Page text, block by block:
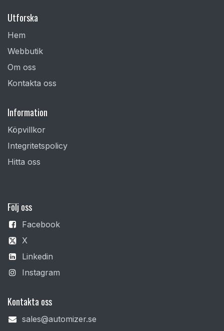
Utforska
Hem
Webbutik
Om oss
Kontakta oss
Information
Köpvillkor
Integritetspolicy
Hitta oss
Följ oss
Facebook
X
Linkedin
Instagram
Kontakta oss
sales@automizer.se